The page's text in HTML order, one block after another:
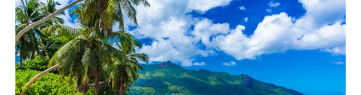
- Duración: Noches a elegir
- Salidas: Diarias
- Ruta: Seychelles 5 noches paquete base
- Categoría hotelera: A elección del cliente
- Régimen: A elección del cliente